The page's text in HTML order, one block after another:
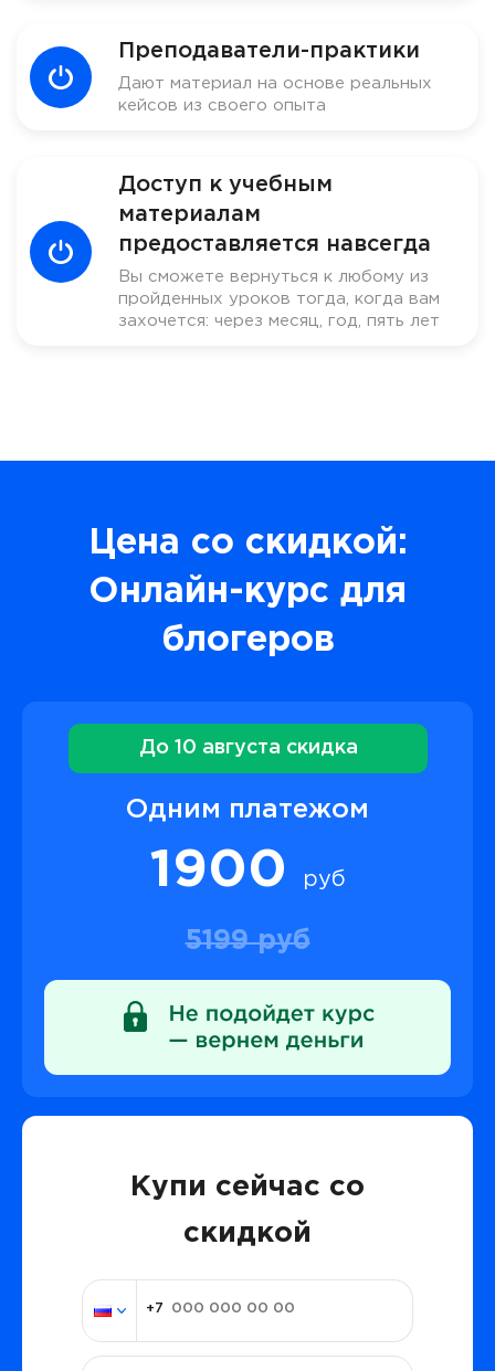
Преподаватели-практики
Дают материал на основе реальных
кейсов из своего опыта
Доступ к учебным
материалам
предоставляется навсегда
Вы сможете вернуться к любому из
пройденных уроков тогда, когда вам
захочется: через месяц, год, пять лет
Цена со скидкой:
Онлайн-курс для
блогеров
До 10 августа скидка
Одним платежом
1900 руб
5199 руб
Купи сейчас со
скидкой